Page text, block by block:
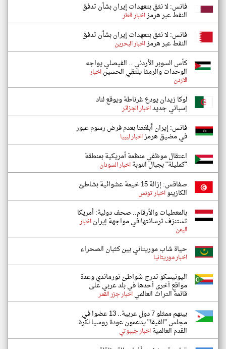
فانس: لا نثق بتعهدات إيران بشأن تدفق
النفط عبر هرمزاخبار قطر
فانس: لا نثق بتعهدات إيران بشأن تدفق
النفط عبر هرمزاخبار البحرين
كأس السوبر الأردني .. الفيصلي يواجه
الوحدات والرمثا يلتقي الحسيناخبار
الاردن
لوكا زيدان يودع غرناطة ويوقع لناد
إسباني جديداخبار الجزائر
فانس: إيران أبلغتنا بعدم فرض رسوم عبور
في مضيق هرمزاخبار ليبيا
اعتقال موظفي منظمة أمريكية بمنطقة
"كمليلة" بجبال النوبةاخبار السودان
صفاقس: إزالة 15 خيمة عشوائية بشاطئ
الكازينواخبار تونس
بالمعطيات والأرقام.. صحف دولية: أمريكا
تستنزف ترسانتها في مواجهة إيراناخبار
اليمن
حياة شاب موريتاني بين كثبان الصحراء
اخبار موريتانيا
اليونيسكو تدرج شواطئ نورماندي وعدة
مواقع أخرى أحدها في بلد عربي على
قائمة التراث العالمياخبار جزر القمر
بينهم ممثلو 7 دول عربية.. 13 عضوا في
مجلس "الفيفا" يدعمون عودة روسيا لكرة
القدم العالميةاخبار جيبوتي